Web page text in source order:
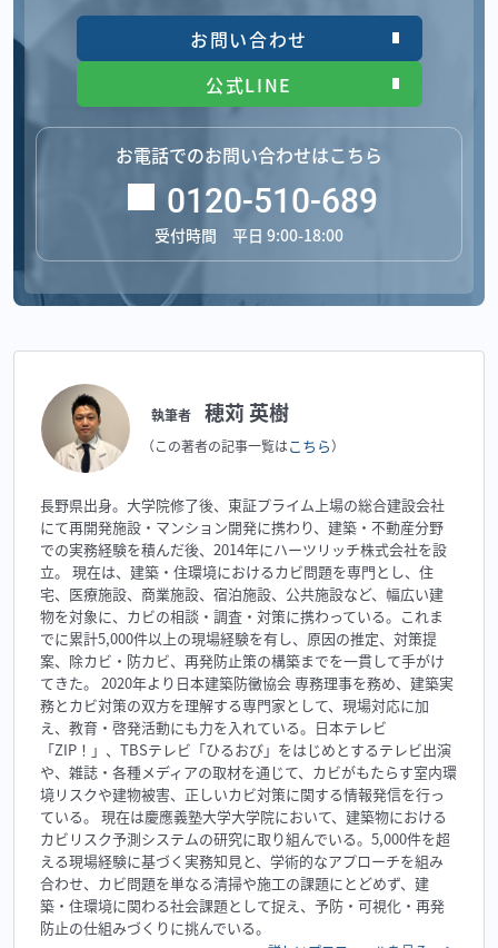
お問い合わせ
公式LINE
お電話でのお問い合わせはこちら
0120-510-689
受付時間 平日 9:00-18:00
執筆者 穂苅 英樹
（この著者の記事一覧はこちら）
長野県出身。大学院修了後、東証プライム上場の総合建設会社
にて再開発施設・マンション開発に携わり、建築・不動産分野
での実務経験を積んだ後、2014年にハーツリッチ株式会社を設
立。 現在は、建築・住環境におけるカビ問題を専門とし、住
宅、医療施設、商業施設、宿泊施設、公共施設など、幅広い建
物を対象に、カビの相談・調査・対策に携わっている。これま
でに累計5,000件以上の現場経験を有し、原因の推定、対策提
案、除カビ・防カビ、再発防止策の構築までを一貫して手がけ
てきた。 2020年より日本建築防黴協会 専務理事を務め、建築実
務とカビ対策の双方を理解する専門家として、現場対応に加
え、教育・啓発活動にも力を入れている。日本テレビ
「ZIP！」、TBSテレビ「ひるおび」をはじめとするテレビ出演
や、雑誌・各種メディアの取材を通じて、カビがもたらす室内環
境リスクや建物被害、正しいカビ対策に関する情報発信を行っ
ている。 現在は慶應義塾大学大学院において、建築物における
カビリスク予測システムの研究に取り組んでいる。5,000件を超
える現場経験に基づく実務知見と、学術的なアプローチを組み
合わせ、カビ問題を単なる清掃や施工の課題にとどめず、建
築・住環境に関わる社会課題として捉え、予防・可視化・再発
防止の仕組みづくりに挑んでいる。